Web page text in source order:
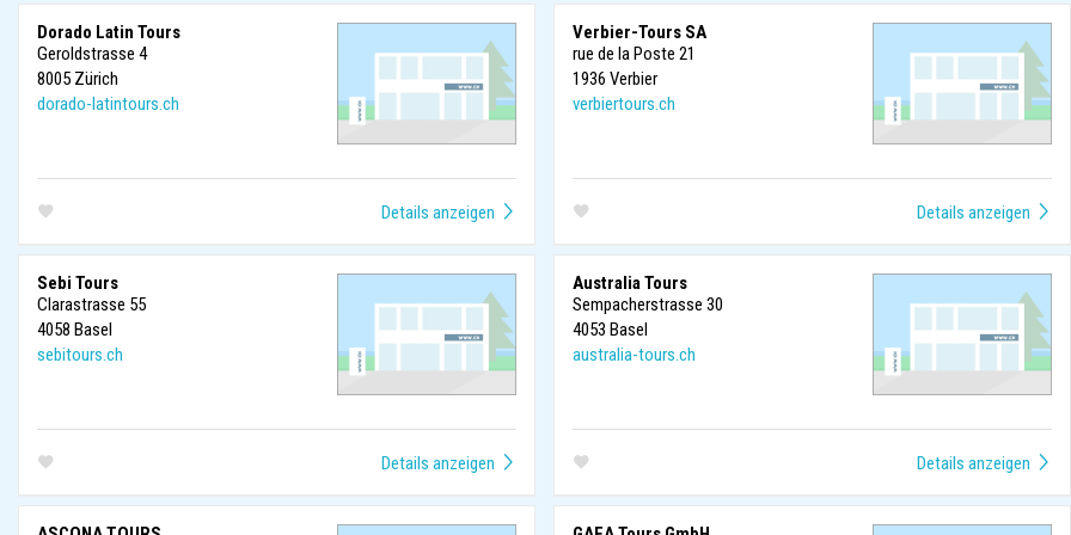
Dorado Latin Tours
Geroldstrasse 4
8005 Zürich
dorado-latintours.ch
Verbier-Tours SA
rue de la Poste 21
1936 Verbier
verbiertours.ch
Sebi Tours
Clarastrasse 55
4058 Basel
sebitours.ch
Australia Tours
Sempacherstrasse 30
4053 Basel
australia-tours.ch